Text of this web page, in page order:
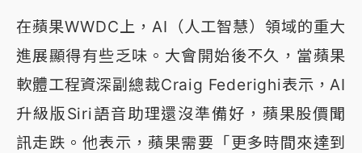
在蘋果WWDC上，AI（人工智慧）領域的重大
進展顯得有些乏味。大會開始後不久，當蘋果
軟體工程資深副總裁Craig Federighi表示，AI
升級版Siri語音助理還沒準備好，蘋果股價聞
訊走跌。他表示，蘋果需要「更多時間來達到